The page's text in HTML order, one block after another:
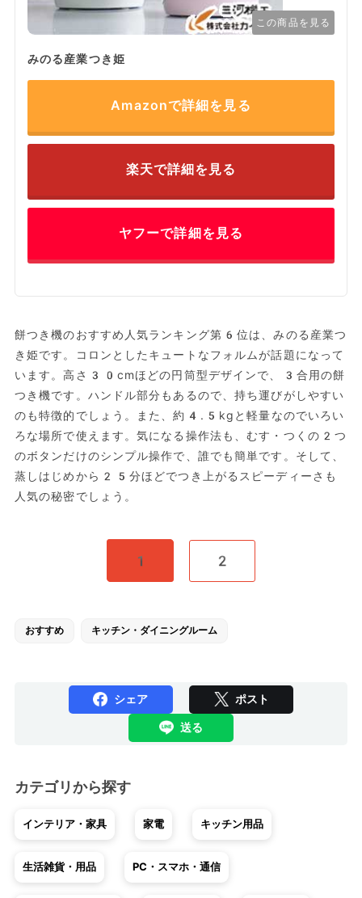
この商品を見る
みのる産業つき姫
Amazonで詳細を見る
楽天で詳細を見る
ヤフーで詳細を見る
餅つき機のおすすめ人気ランキング第6位は、みのる産業つ
き姫です。コロンとしたキュートなフォルムが話題になって
います。高さ30cmほどの円筒型デザインで、3合用の餅
つき機です。ハンドル部分もあるので、持ち運びがしやすい
のも特徴的でしょう。また、約4.5kgと軽量なのでいろい
ろな場所で使えます。気になる操作法も、むす・つくの2つ
のボタンだけのシンプル操作で、誰でも簡単です。そして、
蒸しはじめから25分ほどでつき上がるスピーディーさも
人気の秘密でしょう。
1 2
おすすめ キッチン・ダイニングルーム
シェア ポスト
送る
カテゴリから探す
インテリア・家具 家電 キッチン用品
生活雑貨・用品 PC・スマホ・通信